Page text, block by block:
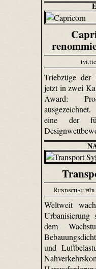
Triebzüge der
jetzt in zwei
Award:
eine der
Rundschau
Weltweit
dem
und